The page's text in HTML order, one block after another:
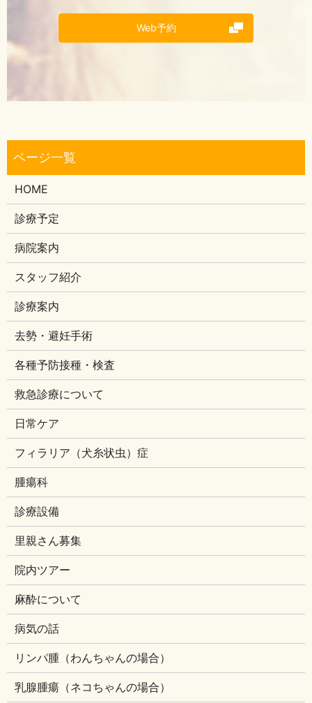
Web予約
HOME
診療予定
病院案内
スタッフ紹介
診療案内
去勢・避妊手術
各種予防接種・検査
救急診療について
日常ケア
フィラリア（犬糸状虫）症
腫瘍科
診療設備
里親さん募集
院内ツアー
麻酔について
病気の話
リンパ腫（わんちゃんの場合）
乳腺腫瘍（ネコちゃんの場合）